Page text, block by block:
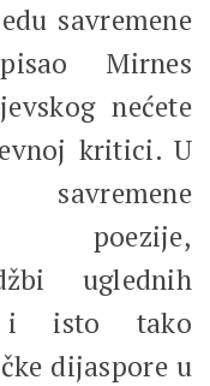
savremene
Mirnes
nećete
kritici. U
poezije,
uglednih
i isto tako
dijaspore u